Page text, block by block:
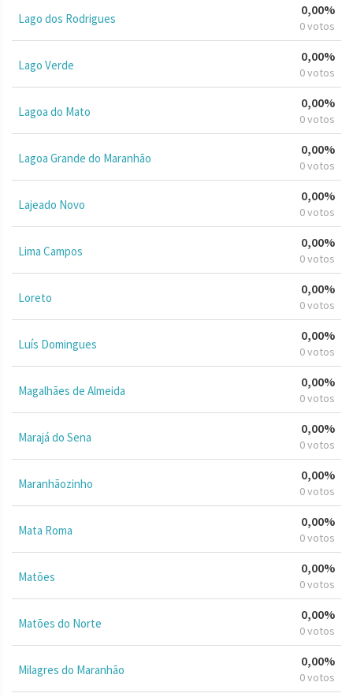
Lago dos Rodrigues
0,00%
0 votos
Lago Verde
0,00%
0 votos
Lagoa do Mato
0,00%
0 votos
Lagoa Grande do Maranhão
0,00%
0 votos
Lajeado Novo
0,00%
0 votos
Lima Campos
0,00%
0 votos
Loreto
0,00%
0 votos
Luís Domingues
0,00%
0 votos
Magalhães de Almeida
0,00%
0 votos
Marajá do Sena
0,00%
0 votos
Maranhãozinho
0,00%
0 votos
Mata Roma
0,00%
0 votos
Matões
0,00%
0 votos
Matões do Norte
0,00%
0 votos
Milagres do Maranhão
0,00%
0 votos